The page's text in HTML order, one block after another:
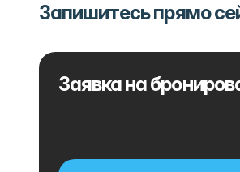
Запишитесь прямо
Заявка на